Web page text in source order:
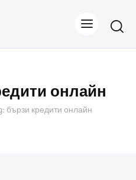
онлайн
бързи кредити онлайн